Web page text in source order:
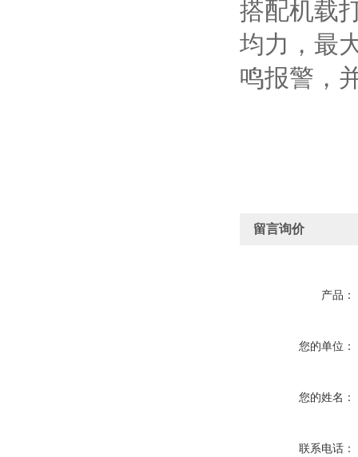
搭配机载
均力，最
鸣报警，
留言询价
产品：
您的单位：
您的姓名：
联系电话：